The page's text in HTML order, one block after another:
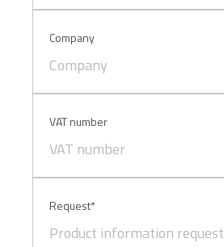
sopra.
Company
VAT number
Request*
Product information request